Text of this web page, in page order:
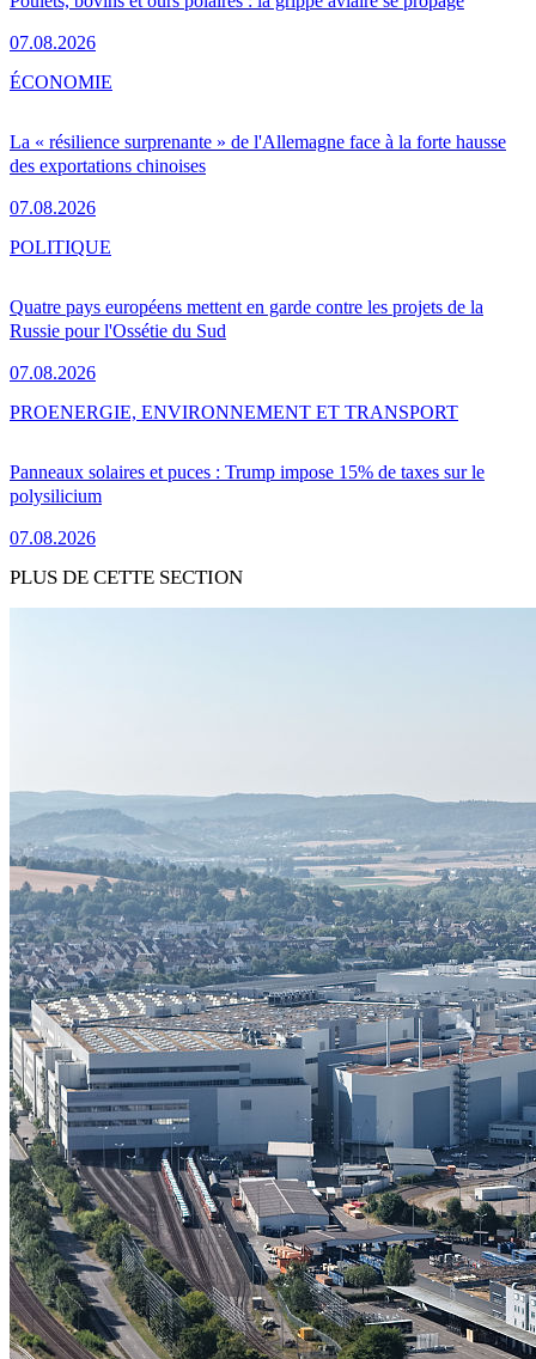
07.08.2026
La « résilience surprenante » de l'Allemagne face à la forte hausse
des exportations chinoises
07.08.2026
ÉCONOMIE
Quatre pays européens mettent en garde contre les projets de la
Russie pour l'Ossétie du Sud
07.08.2026
POLITIQUE
Panneaux solaires et puces : Trump impose 15% de taxes sur le
polysilicium
07.08.2026
PROENERGIE, ENVIRONNEMENT ET TRANSPORT
PLUS DE CETTE SECTION